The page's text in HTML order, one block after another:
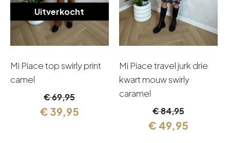
Uitverkocht
Mi Piace top swirly print
camel
€69,95
Oorspronkelijke
prijs
€ 39,95
Huidige
prijs
Mi Piace travel jurk drie
kwart mouw swirly
caramel
€84,95
prijs
€ 49,95
Huidige
prijs